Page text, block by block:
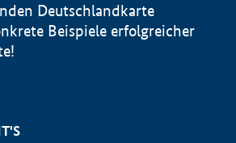
Deutschlandkarte
Beispiele erfolgreicher